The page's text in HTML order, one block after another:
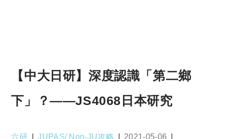
【中大日研】深度認識「第二鄉
下」？——JS4068日本研究
Post
六研
Post
JUPAS/ Non-JU攻略
Post
2021-05-06